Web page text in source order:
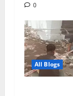
0
All Blogs